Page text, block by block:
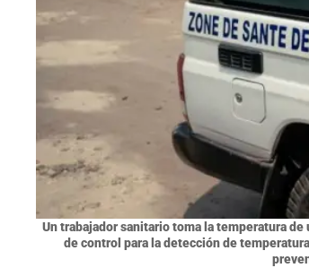
Un trabajador sanitario toma la temperatura
de control para la detección de